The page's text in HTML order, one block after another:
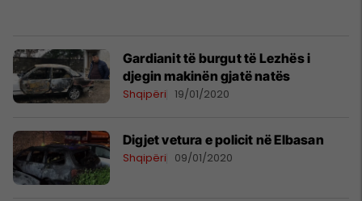
Gardianit të burgut të Lezhës i
djegin makinën gjatë natës
Shqipëri 19/01/2020
Digjet vetura e policit në Elbasan
Shqipëri 09/01/2020